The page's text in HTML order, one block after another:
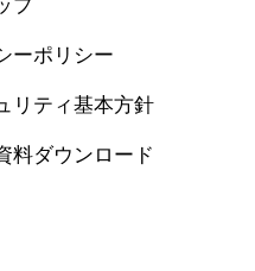
ーポリシー
リティ基本方針
料ダウンロード